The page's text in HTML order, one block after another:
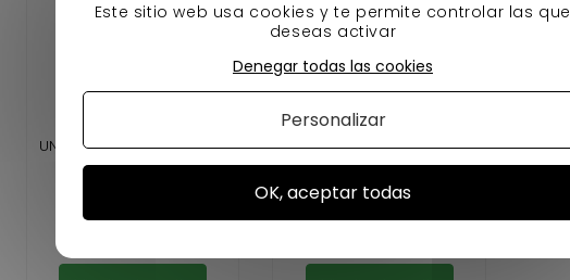
UNIVERSAL PARA COCHES
SIN CARNET
CARDAN BELLIER JADE
PASSAGER 675MM
99,00 €
-38%
159,00 €
Este sitio web usa cookies y te permite controlar las que
deseas activar
OK, aceptar todas
Denegar todas las cookies
Personalizar